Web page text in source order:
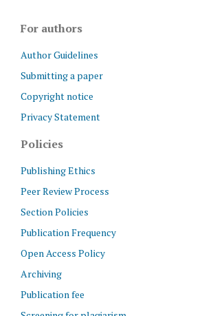
For authors
Author Guidelines
Submitting a paper
Copyright notice
Privacy Statement
Policies
Publishing Ethics
Peer Review Process
Section Policies
Publication Frequency
Open Access Policy
Archiving
Publication fee